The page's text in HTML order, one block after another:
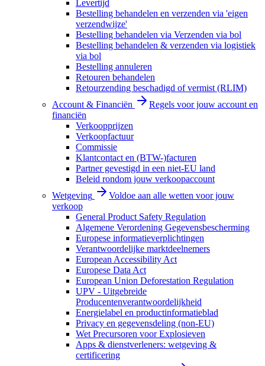
Levertijd
Bestelling behandelen en verzenden via 'eigen
verzendwijze'
Bestelling behandelen via Verzenden via bol
Bestelling behandelen & verzenden via logistiek
via bol
Bestelling annuleren
Retouren behandelen
Retourzending beschadigd of vermist (RLIM)
Account & Financiën
Regels voor jouw account en
financiën
Verkoopprijzen
Verkoopfactuur
Commissie
Klantcontact en (BTW-)facturen
Partner gevestigd in een niet-EU land
Beleid rondom jouw verkoopaccount
Wetgeving
Voldoe aan alle wetten voor jouw
verkoop
General Product Safety Regulation
Algemene Verordening Gegevensbescherming
Europese informatieverplichtingen
Verantwoordelijke marktdeelnemers
European Accessibility Act
Europese Data Act
European Union Deforestation Regulation
UPV - Uitgebreide
Producentenverantwoordelijkheid
Energielabel en productinformatieblad
Privacy en gegevensdeling (non-EU)
Wet Precursoren voor Explosieven
Apps & dienstverleners: wetgeving &
certificering